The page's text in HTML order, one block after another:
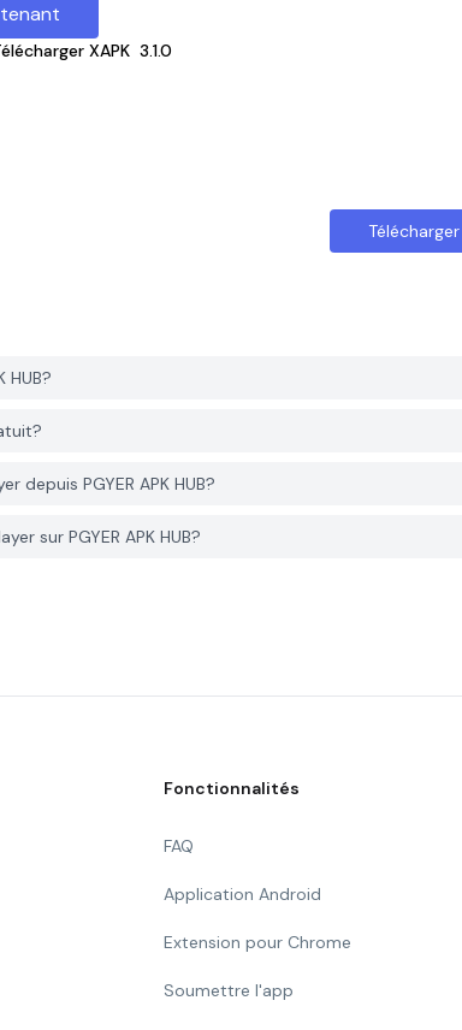
XAPK 3.1.0
Télécharger
HUB?
PGYER APK HUB?
sur PGYER APK HUB?
Fonctionnalités
FAQ
Application Android
Extension pour Chrome
Soumettre l'app